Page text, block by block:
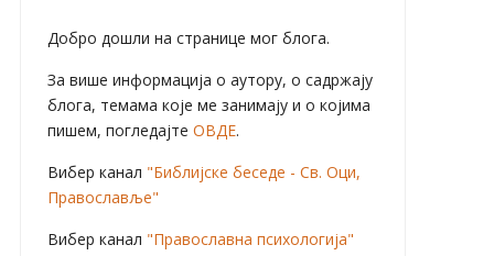
Добро дошли на странице мог блога.
За више информација о аутору, о садржају
блога, темама које ме занимају и о којима
пишем, погледајте ОВДЕ.
Вибер канал "Библијске беседе - Св. Оци,
Православље"
Вибер канал "Православна психологија"